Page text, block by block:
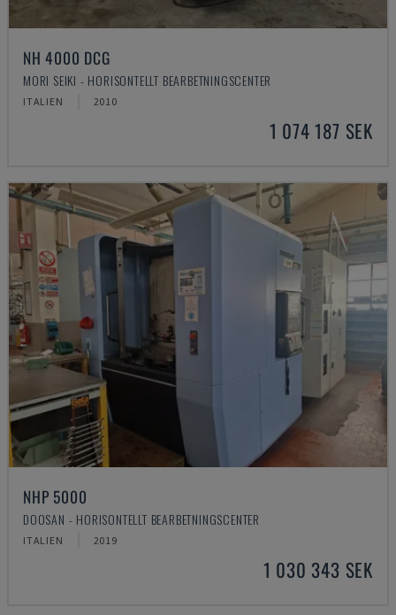
NH 4000 DCG
MORI SEIKI - HORISONTELLT BEARBETNINGSCENTER
ITALIEN 2010
1 074 187 SEK
NHP 5000
DOOSAN - HORISONTELLT BEARBETNINGSCENTER
ITALIEN 2019
1 030 343 SEK